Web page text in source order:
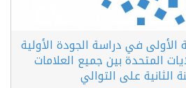
في دراسة الجودة الأولية
2019 الولايات المتحدة بين جميع العلامات
على التوالي